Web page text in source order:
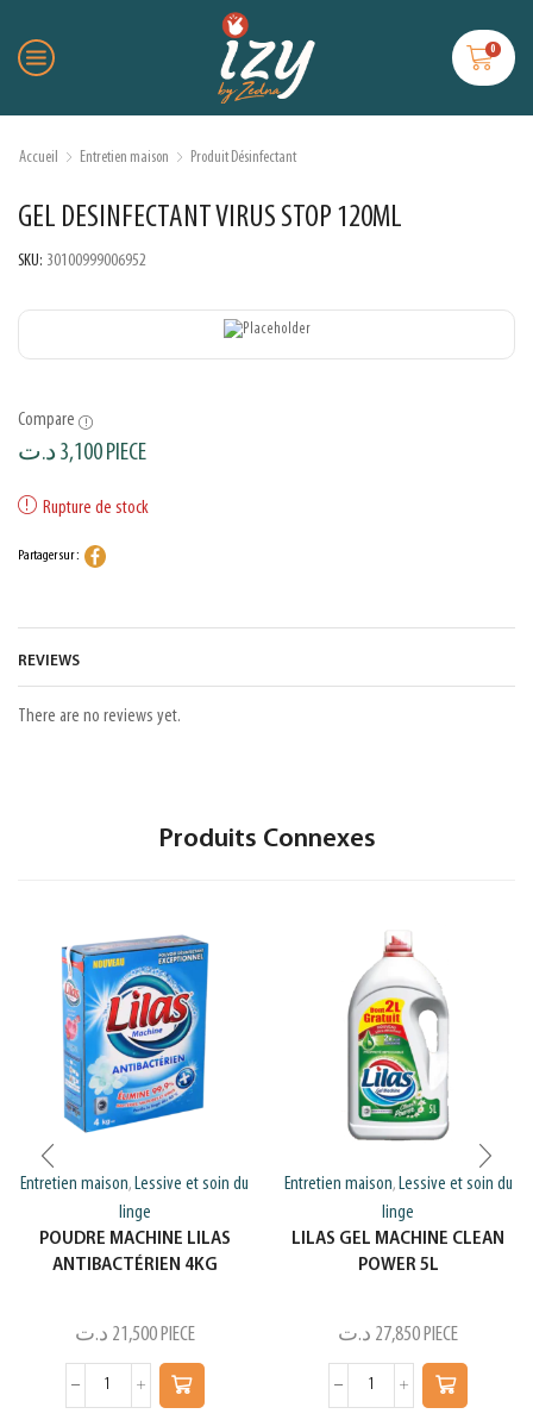
0
Accueil Entretien maison Produit Désinfectant
GEL DESINFECTANT VIRUS STOP 120ML
SKU: 30100999006952
Compare
3,100د.ت PIECE
Rupture de stock
Partager sur :
REVIEWS
There are no reviews yet.
Produits Connexes
Entretien maison, Lessive et soin du
linge
POUDRE MACHINE LILAS
ANTIBACTÉRIEN 4KG
21,500 د.ت PIECE
Entretien maison, Lessive et soin du
linge
LILAS GEL MACHINE CLEAN
POWER 5L
27,850 د.ت PIECE